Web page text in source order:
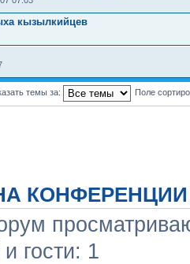
кызылкийцев
темы за: Поле
КОНФЕРЕНЦИИ
гости: 1